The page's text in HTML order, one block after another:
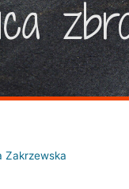
Zakrzewska